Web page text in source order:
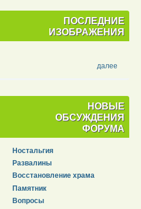
ПОСЛЕДНИЕ
ИЗОБРАЖЕНИЯ
далее
НОВЫЕ
ОБСУЖДЕНИЯ
ФОРУМА
Ностальгия
Развалины
Восстановление храма
Памятник
Вопросы